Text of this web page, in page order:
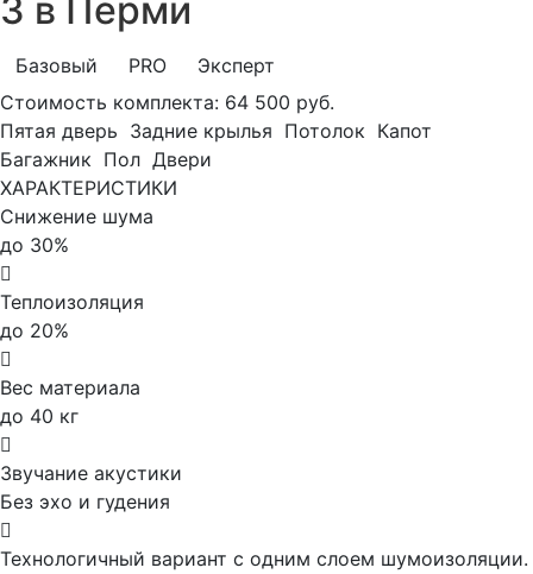
3 в Перми
Базовый PRO
Эксперт
Стоимость комплекта: 64 500 руб.
Пятая дверь Задние крылья Потолок Капот
Багажник Пол Двери
ХАРАКТЕРИСТИКИ
Снижение шума
до 30%
Теплоизоляция
до 20%
Вес материала
до 40 кг
Звучание акустики
Без эхо и гудения
Технологичный вариант с одним слоем шумоизоляции.